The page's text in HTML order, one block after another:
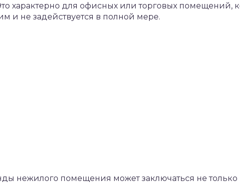
характерно для офисных или торговых помещений,
и не задействуется в полной мере.
нежилого помещения может заключаться не